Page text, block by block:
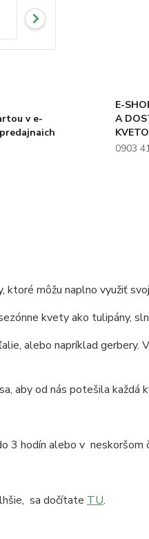
v e-
E-
A
0903
ktoré môžu naplno využiť
kvety ako tulipány,
alebo napríklad gerbery.
aby od nás potešila každá
3 hodín alebo v neskoršom
sa dočítate TU.